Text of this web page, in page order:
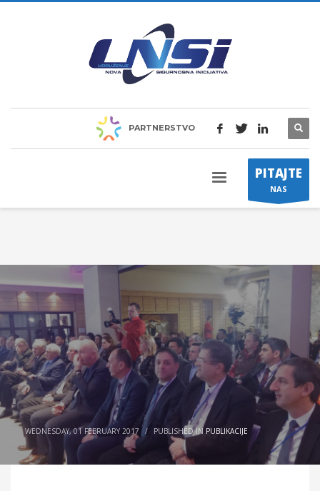
PARTNERSTVO
PITAJTE
NAS
WEDNESDAY, 01 FEBRUARY 2017 / PUBLISHED IN PUBLIKACIJE